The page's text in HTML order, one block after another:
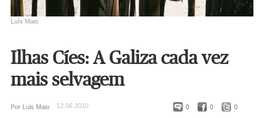
Luís Maio
Ilhas Cíes: A Galiza cada vez
mais selvagem
0 0 0
Por Luis Maio 12.06.2010